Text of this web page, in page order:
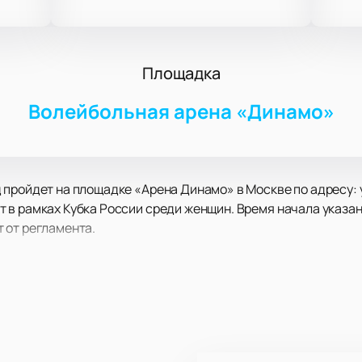
Площадка
Волейбольная арена «Динамо»
на площадке «Арена Динамо» в Москве по адресу:
рамках Кубка России среди женщин. Время начала
регламента.
году. За это время она четыре раза становилась